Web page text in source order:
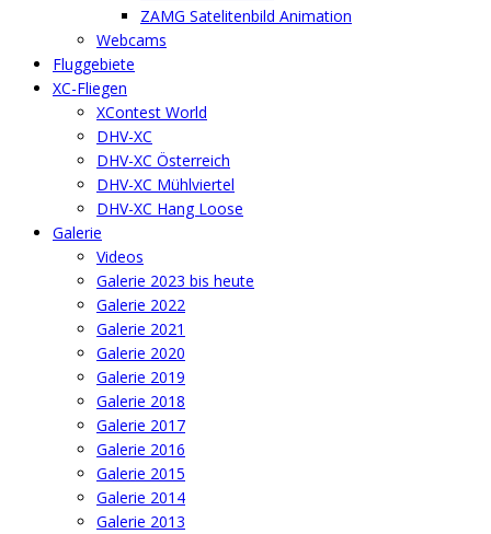
ZAMG Satelitenbild Animation
Webcams
Fluggebiete
XC-Fliegen
XContest World
DHV-XC
DHV-XC Österreich
DHV-XC Mühlviertel
DHV-XC Hang Loose
Galerie
Videos
Galerie 2023 bis heute
Galerie 2022
Galerie 2021
Galerie 2020
Galerie 2019
Galerie 2018
Galerie 2017
Galerie 2016
Galerie 2015
Galerie 2014
Galerie 2013